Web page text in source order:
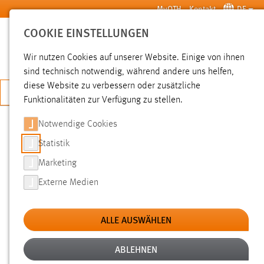
Zum Hauptinhalt springen MyOTH Kontakt DE
SUCHE
JETZT BEWERBEN
Hochschule Aktuelles News der OTH Amberg-Weiden
ZUKUNFT GESTALTEN:
WISSENSCHAFTSTAG SETZT
IMPULSE FÜR GESELLSCHAFT UND
REGION
14.07.2025
COOKIE EINSTELLUNGEN
Wir nutzen Cookies auf unserer Website. Einige von ihnen
sind technisch notwendig, während andere uns helfen,
diese Website zu verbessern oder zusätzliche
Funktionalitäten zur Verfügung zu stellen.
Notwendige Cookies
Statistik
Marketing
Externe Medien
ALLE AUSWÄHLEN
ABLEHNEN